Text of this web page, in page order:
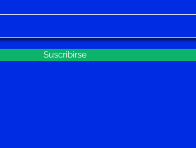
Suscribirse